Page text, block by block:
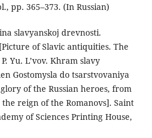
pp. 365–373. (In Russian)
slavyanskoj drevnosti.
of Slavic antiquities. The
Yu. L’vov. Khram slavy
Gostomysla do tsarstvovaniya
of the Russian heroes, from
reign of the Romanovs]. Saint
of Sciences Printing House,